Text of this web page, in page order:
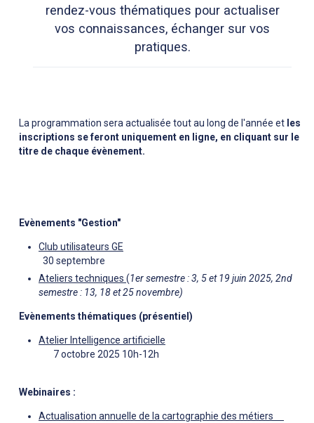
rendez-vous thématiques pour actualiser
vos connaissances, échanger sur vos
pratiques.
La programmation sera actualisée tout au long de l'année et les
inscriptions se feront uniquement en ligne, en cliquant sur le
titre de chaque évènement.
Evènements "Gestion"
Club utilisateurs GE
30 septembre
Ateliers techniques (1er semestre : 3, 5 et 19 juin 2025, 2nd
semestre : 13, 18 et 25 novembre)
Evènements thématiques (présentiel)
Atelier Intelligence artificielle
7 octobre 2025 10h-12h
Webinaires :
Actualisation annuelle de la cartographie des métiers